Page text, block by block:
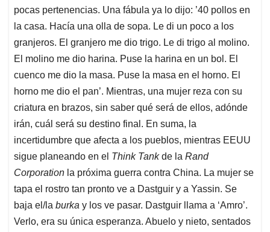
pocas pertenencias. Una fábula ya lo dijo: ’40 pollos en
la casa. Hacía una olla de sopa. Le di un poco a los
granjeros. El granjero me dio trigo. Le di trigo al molino.
El molino me dio harina. Puse la harina en un bol. El
cuenco me dio la masa. Puse la masa en el horno. El
horno me dio el pan’. Mientras, una mujer reza con su
criatura en brazos, sin saber qué será de ellos, adónde
irán, cuál será su destino final. En suma, la
incertidumbre que afecta a los pueblos, mientras EEUU
sigue planeando en el Think Tankde la Rand
Corporation la próxima guerra contra China. La mujer se
tapa el rostro tan pronto ve a Dastguir y a Yassin. Se
baja el/la burka y los ve pasar. Dastguir llama a ‘Amro’.
Verlo, era su única esperanza. Abuelo y nieto, sentados